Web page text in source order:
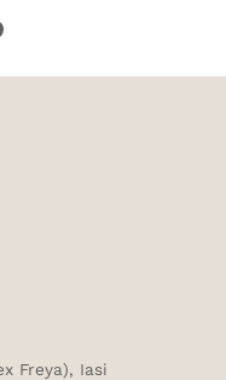
Freya), Iasi